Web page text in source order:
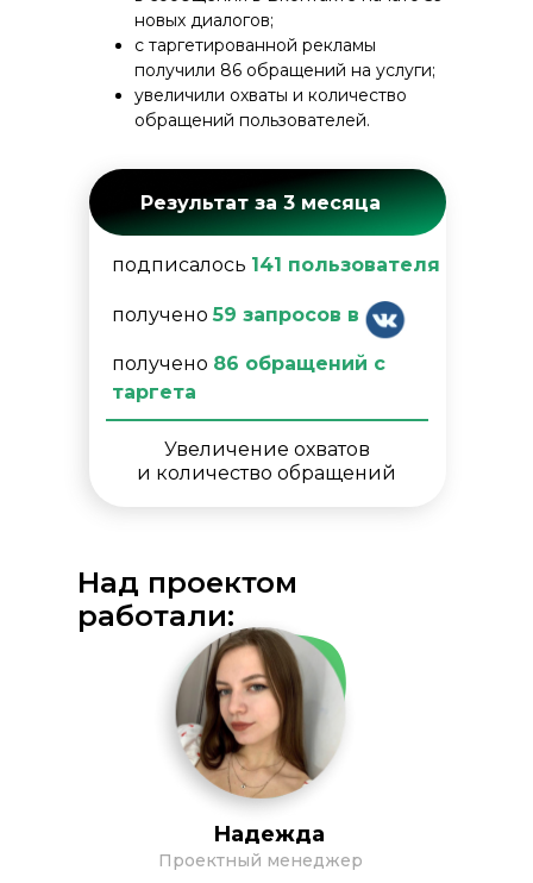
новых диалогов;
с таргетированной рекламы
получили 86 обращений на услуги;
увеличили охваты и количество
обращений пользователей.
Результат за 3 месяца
подписалось 141 пользователя
получено59 запросов в
получено 86 обращений с
таргета
Увеличение охватов
и количество обращений
Над проектом
работали:
Надежда
Проектный менеджер